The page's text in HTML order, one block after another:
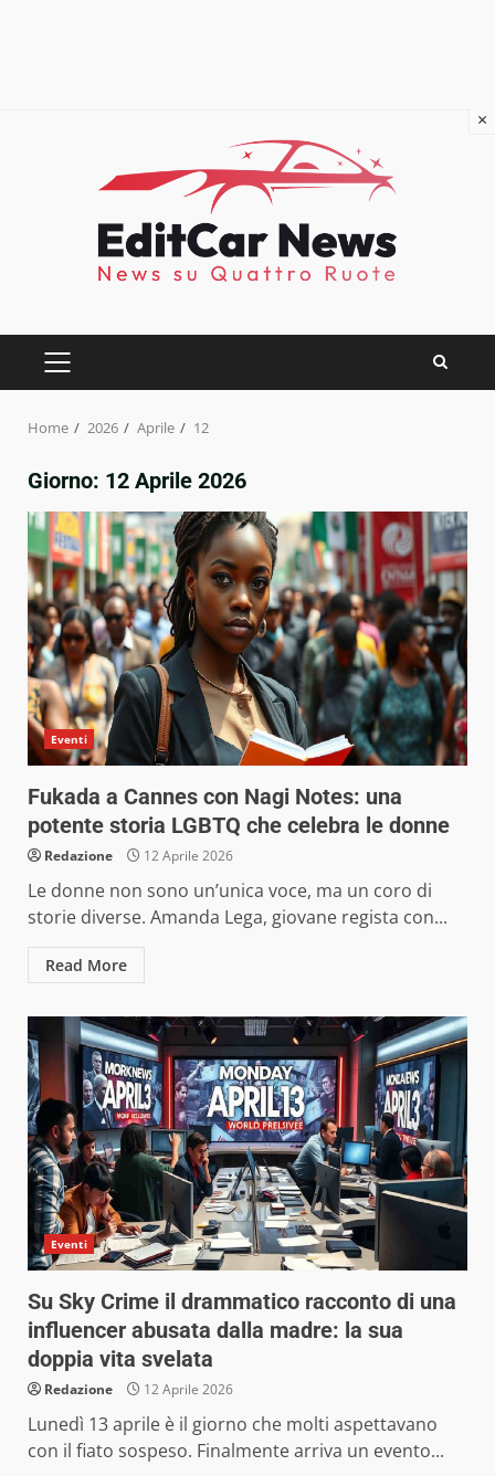
PRIMARY
MENU
Home 2026 Aprile 12
Giorno: 12 Aprile 2026
Eventi
Fukada a Cannes con Nagi Notes: una
potente storia LGBTQ che celebra le donne
Redazione 12 Aprile 2026
Le donne non sono un’unica voce, ma un coro di
storie diverse. Amanda Lega, giovane regista con...
Read More
Eventi
Su Sky Crime il drammatico racconto di una
influencer abusata dalla madre: la sua
doppia vita svelata
Redazione 12 Aprile 2026
Lunedì 13 aprile è il giorno che molti aspettavano
con il fiato sospeso. Finalmente arriva un evento...
×